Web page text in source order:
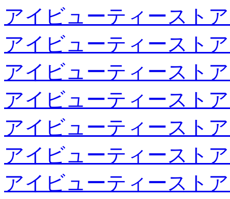
アイビューティースト
アイビューティースト
アイビューティースト
アイビューティースト
アイビューティースト
アイビューティースト
アイビューティースト